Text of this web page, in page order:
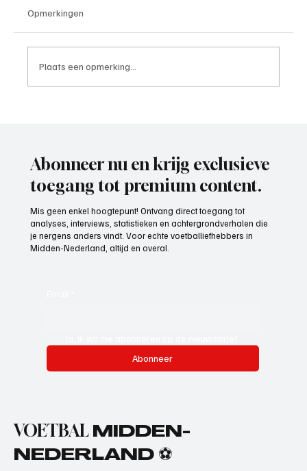
Opmerkingen
Plaats een opmerking...
Abonneer nu en krijg exclusieve
toegang tot premium content.
Mis geen enkel hoogtepunt! Ontvang direct toegang tot
analyses, interviews, statistieken en achtergrondverhalen die
je nergens anders vindt. Voor echte voetballiefhebbers in
Midden-Nederland, altijd en overal.
Abonneer
VOETBAL MIDDEN-
NEDERLAND ⚽